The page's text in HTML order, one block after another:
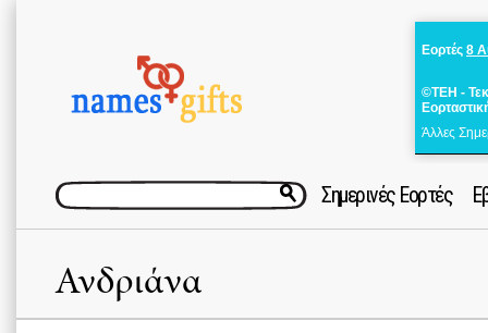
Εορτές 8
©ΤΕΗ -
Άλλες
Σημερινές Εορτές
Ανδριάνα